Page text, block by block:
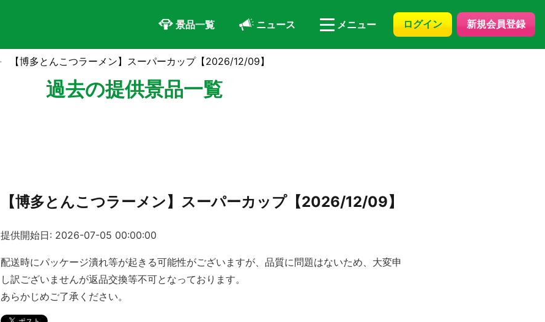
景品一覧 ニュース メニュー ログイン 新規会員登録
【博多とんこつラーメン】スーパーカップ【2026/12/09】
過去の提供景品一覧
【博多とんこつラーメン】スーパーカップ【2026/12/09】
提供開始日: 2026-07-05 00:00:00
配送時にパッケージ潰れ等が起きる可能性がございますが、品質に問題はないため、大変申
し訳ございませんが返品交換等不可となっております。
あらかじめご了承ください。